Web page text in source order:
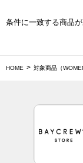
条件に一致する商品
HOME 対象商品（